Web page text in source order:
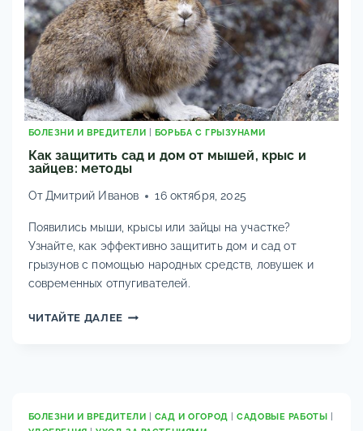
БОЛЕЗНИ И ВРЕДИТЕЛИ БОРЬБА С ГРЫЗУНАМИ
Как защитить сад и дом от мышей, крыс и
зайцев: методы
ОтДмитрий Иванов 16 октября, 2025
Появились мыши, крысы или зайцы на участке?
Узнайте, как эффективно защитить дом и сад от
грызунов с помощью народных средств, ловушек и
современных отпугивателей.
ЧИТАЙТЕ ДАЛЕЕКАК
МЫШЕЙ,
БОЛЕЗНИ И ВРЕДИТЕЛИ САД И ОГОРОД |САДОВЫЕ РАБОТЫ